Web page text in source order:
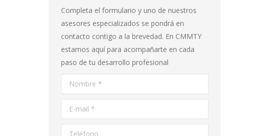
Completa el formulario y uno de nuestros
asesores especializados se pondrá en
contacto contigo a la brevedad. En CMMTY
estamos aquí para acompañarte en cada
paso de tu desarrollo profesional
Nombre *
E-mail *
Teléfono